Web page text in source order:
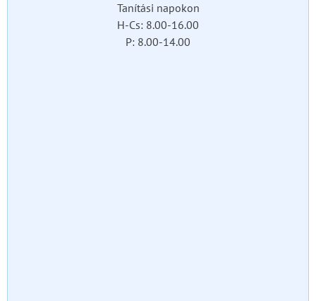
Tanítási napokon
H-Cs: 8.00-16.00
P: 8.00-14.00